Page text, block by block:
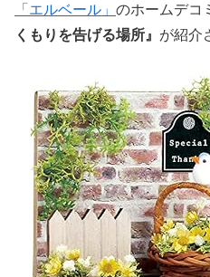
「エルベール」 のホームデコ
くもりを告げる場所』 が紹介